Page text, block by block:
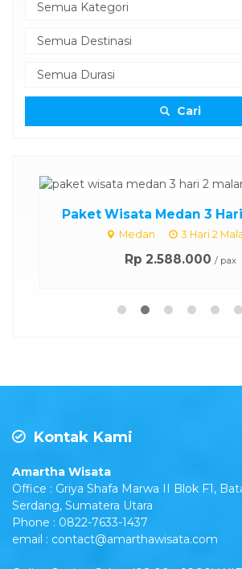
Cari
Paket Wisata Medan 3
Medan 3 Hari 2
Rp 2.588.000 / pax
Kontak Kami
Amartha Wisata
Office : Griya Shafa Marwa II Blok F1,
Serdang, Sumatera Utara
Phone : 0822-7633-1437
email : contact@amarthawisata.com